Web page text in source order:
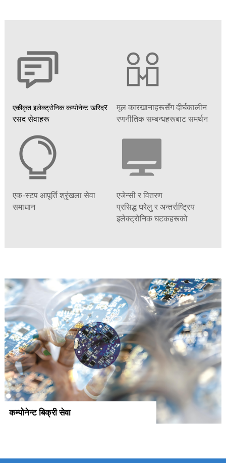
एकीकृत इलेक्ट्रोनिक कम्पोनेन्ट खरिदर
रसद सेवाहरू
मूल कारखानाहरूसँग दीर्घकालीन
रणनीतिक सम्बन्धहरूबाट समर्थन
एक-स्टप आपूर्ति श्रृंखला सेवा
समाधान
एजेन्सी र वितरण
प्रसिद्ध घरेलु र अन्तर्राष्ट्रिय
इलेक्ट्रोनिक घटकहरूको
कम्पोनेन्ट बिक्री सेवा